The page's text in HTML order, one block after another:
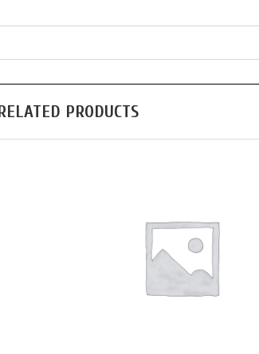
PRODUCTS